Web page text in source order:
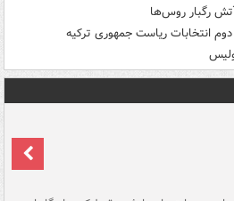
آتش رگبار روس‌ها
انتخابات ریاست جمهوری ترکیه